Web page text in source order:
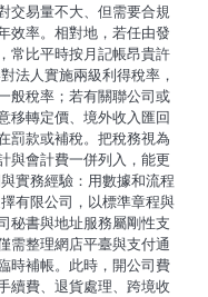
交易量不大、但需要合規
效率。相對地，若任由發
常比平時按月記帳昂貴許
法人實施兩級利得稅率，
般稅率；若有關聯公司或
移轉定價、境外收入匯回
罰款或補稅。把稅務視為
與會計費一併列入，能更
實務經驗：用數據和流程
有限公司，以標準章程與
秘書與地址服務屬剛性支
需整理網店平臺與支付通
時補帳。此時，開公司費
續費、退貨處理、跨境收